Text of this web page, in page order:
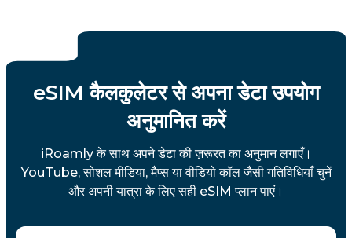
eSIM कैलकुलेटर से अपना डेटा उपयोग
अनुमानित करें
iRoamly के साथ अपने डेटा की ज़रूरत का अनुमान लगाएँ।
YouTube, सोशल मीडिया, मैप्स या वीडियो कॉल जैसी गतिविधियाँ चुनें
और अपनी यात्रा के लिए सही eSIM प्लान पाएं।